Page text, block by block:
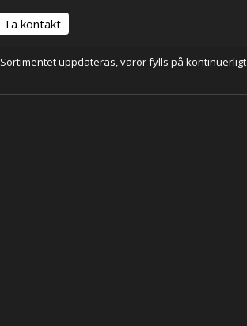
Ta kontakt
Sortimentet uppdateras, varor fylls på kontinuerligt